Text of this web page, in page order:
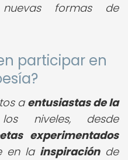
formas de
participar en
aentusiastas de la
niveles, desde
experimentados
en la inspiraciónde